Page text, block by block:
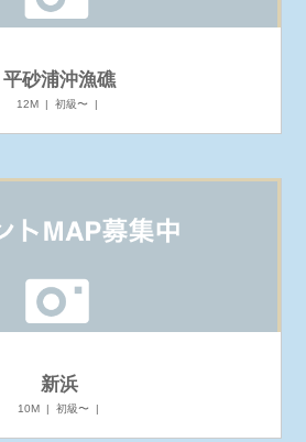
平砂浦沖漁礁
12M | 初級〜 |
新浜
10M | 初級〜 |